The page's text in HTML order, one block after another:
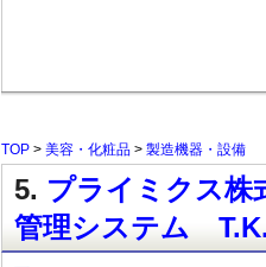
TOP > 美容・化粧品 > 製造機器・設備
5. プライミクス
管理システム